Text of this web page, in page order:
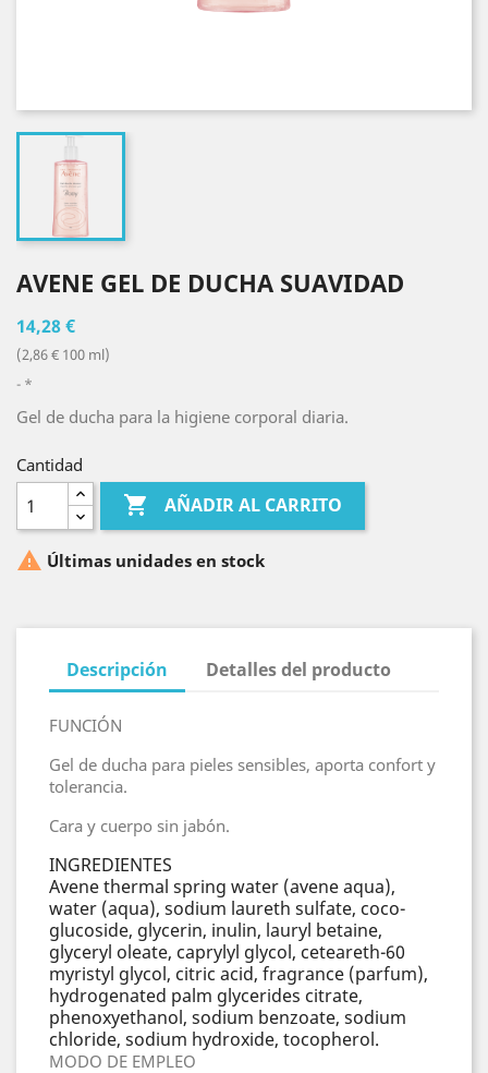
AVENE GEL DE DUCHA SUAVIDAD
14,28 €
(2,86 € 100 ml)
*
Gel de ducha para la higiene corporal diaria.
Cantidad
 AÑADIR AL CARRITO
 Últimas unidades en stock
Descripción Detalles del producto
FUNCIÓN
Gel de ducha para pieles sensibles, aporta confort y
tolerancia.
Cara y cuerpo sin jabón.
INGREDIENTES
Avene thermal spring water (avene aqua),
water (aqua), sodium laureth sulfate, coco-
glucoside, glycerin, inulin, lauryl betaine,
glyceryl oleate, caprylyl glycol, ceteareth-60
myristyl glycol, citric acid, fragrance (parfum),
hydrogenated palm glycerides citrate,
phenoxyethanol, sodium benzoate, sodium
chloride, sodium hydroxide, tocopherol.
MODO DE EMPLEO